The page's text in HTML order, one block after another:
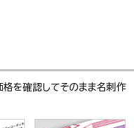
格を確認してそのまま名刺作